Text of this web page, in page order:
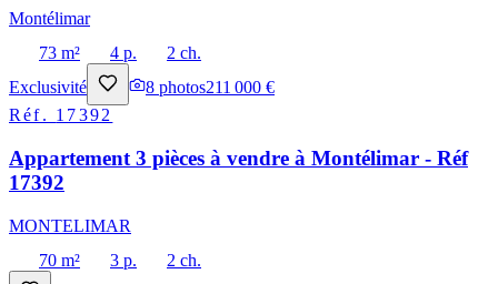
Montélimar
73 m²
4 p.
2 ch.
Exclusivité
8 photos211 000 €
Réf. 17392
Appartement 3 pièces à vendre à Montélimar - Réf
17392
MONTELIMAR
70 m²
3 p. 2 ch.